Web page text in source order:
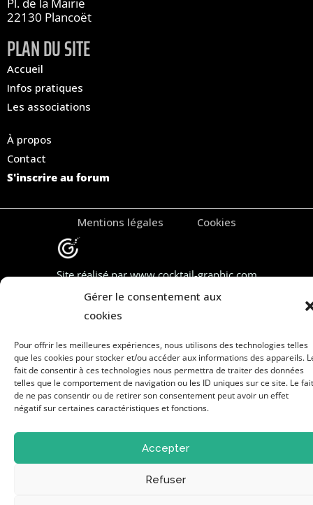
Gérer le consentement aux
cookies
Pour offrir les meilleures expériences, nous utilisons des technologies telles
que les cookies pour stocker et/ou accéder aux informations des appareils.
fait de consentir à ces technologies nous permettra de traiter des données
telles que le comportement de navigation ou les ID uniques sur ce site. Le fait
de ne pas consentir ou de retirer son consentement peut avoir un effet
négatif sur certaines caractéristiques et fonctions.
Accepter
Refuser
22130 Plancoët
PLAN DU SITE
Accueil
Infos pratiques
Les associations
À propos
Contact
S'inscrire au forum
Mentions légales Cookies
Site réalisé par www.cocktail-graphic.com